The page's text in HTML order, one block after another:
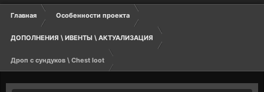
Главная Особенности проекта
ДОПОЛНЕНИЯ \ ИВЕНТЫ \ АКТУАЛИЗАЦИЯ
Дроп с сундуков \ Chest loot